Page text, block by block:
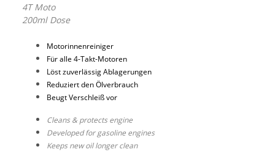
4T Moto
200ml Dose
Motorinnenreiniger
Für alle 4-Takt-Motoren
Löst zuverlässig Ablagerungen
Reduziert den Ölverbrauch
Beugt Verschleiß vor
Cleans & protects engine
Developed for gasoline engines
Keeps new oil longer clean